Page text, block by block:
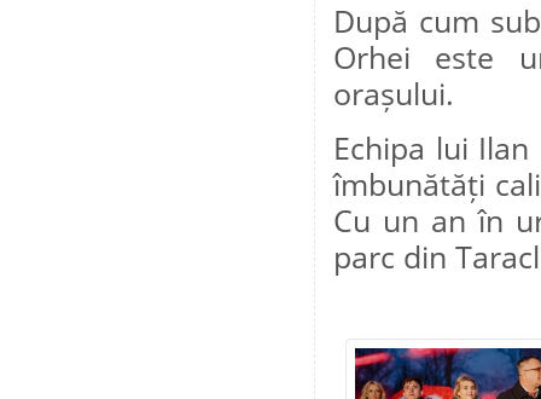
După cum
Orhei este
orașului.
Echipa lui
îmbunătăți
Cu un an în
parc din